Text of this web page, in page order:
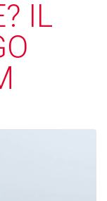
IL